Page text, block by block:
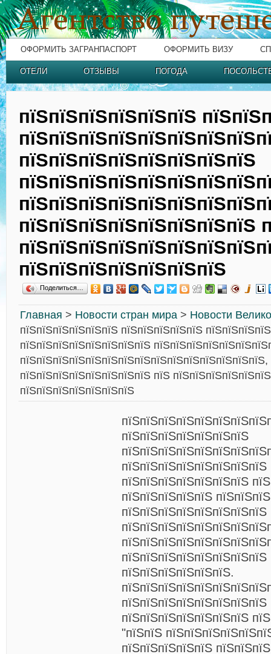
ОФОРМИТЬ ЗАГРАНПАСПОРТ ОФОРМИТЬ ВИЗУ
ОТЕЛИ ОТЗЫВЫ ПОГОДА
пїЅпїЅпїЅпїЅпїЅпїЅ
пїЅпїЅпїЅпїЅпїЅпїЅпїЅпїЅ
пїЅпїЅпїЅпїЅпїЅпїЅпїЅпїЅ
пїЅпїЅпїЅпїЅпїЅпїЅпїЅ
Поделиться…
Главная > Новости стран мира > Новости
пїЅпїЅпїЅпїЅпїЅпїЅ пїЅпїЅпїЅпїЅпїЅ
пїЅпїЅпїЅпїЅпїЅпїЅпїЅпїЅ
пїЅпїЅпїЅпїЅпїЅпїЅпїЅпїЅпїЅпїЅпїЅпїЅпїЅпїЅпїЅ,
пїЅпїЅпїЅпїЅпїЅпїЅпїЅпїЅ пїЅ
пїЅпїЅпїЅпїЅпїЅпїЅпїЅ
пїЅпїЅпїЅпїЅпїЅпїЅпїЅ
пїЅпїЅпїЅпїЅпїЅпїЅпїЅпїЅ
пїЅпїЅпїЅпїЅпїЅпїЅпїЅ
пїЅпїЅпїЅпїЅпїЅ
пїЅпїЅпїЅпїЅпїЅпїЅпїЅпїЅ
пїЅпїЅпїЅпїЅпїЅпїЅпїЅпїЅ
пїЅпїЅпїЅпїЅпїЅпїЅ.
пїЅпїЅпїЅпїЅпїЅпїЅпїЅпїЅ
пїЅпїЅпїЅпїЅпїЅпїЅпїЅ
"пїЅпїЅ
пїЅпїЅпїЅпїЅпїЅ